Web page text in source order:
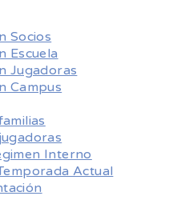
Socios
Escuela
Jugadoras
Campus
Interno
Actual